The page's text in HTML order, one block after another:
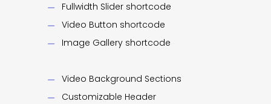
Fullwidth Slider shortcode
Video Button shortcode
Image Gallery shortcode
Video Background Sections
Customizable Header